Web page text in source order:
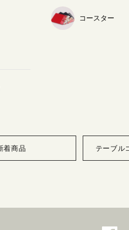
コースター
着商品 テーブル